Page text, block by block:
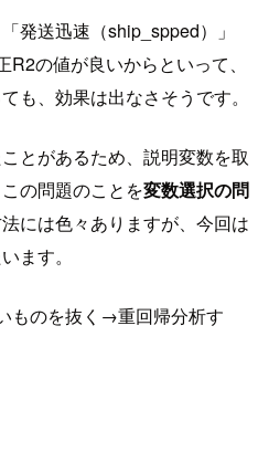
発送迅速（ship_spped）」
の値が良いからといって、
も、効果は出なさそうです。
とがあるため、説明変数を取
の問題のことを変数選択の問
には色々ありますが、今回は
ます。
ものを抜く→重回帰分析す